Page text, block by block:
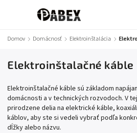
Domov / Domácnosť / Elektroinštalácia /
Elektroinštalačné káble
Elektroinštalačné káble sú základom
domácnosti a v technických rozvodoch. V
prirodzene delia na elektrické káble,
káblov, aby ste si vedeli vybrať podľa
dĺžky alebo názvu.